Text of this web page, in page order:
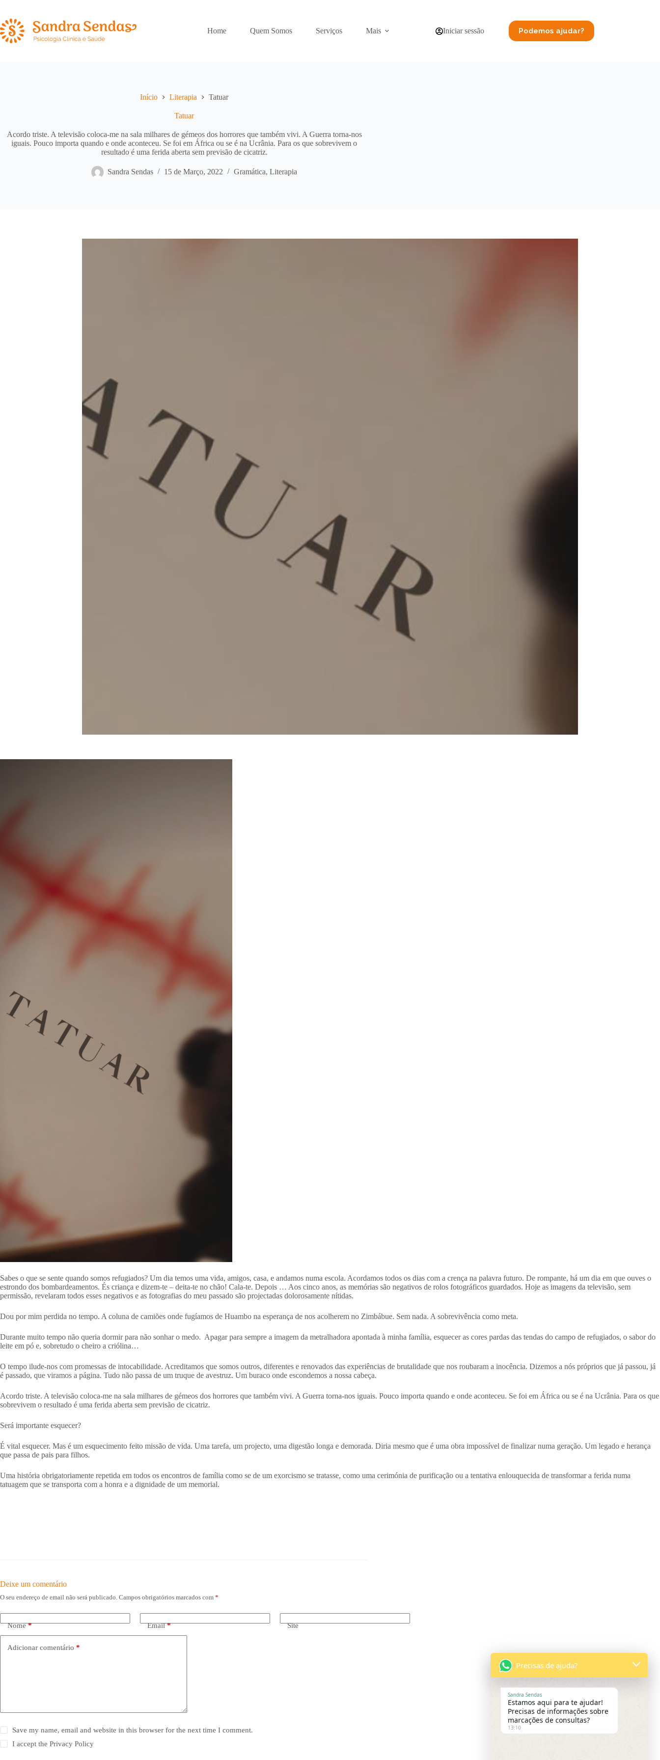
o
conteúdo
Home Quem Somos Serviços Mais Iniciar sessão Podemos ajudar?
Início Literapia Tatuar
Tatuar
Acordo triste. A televisão coloca-me na sala milhares de gémeos dos horrores que também vivi. A Guerra torna-nos
iguais. Pouco importa quando e onde aconteceu. Se foi em África ou se é na Ucrânia. Para os que sobrevivem o
resultado é uma ferida aberta sem previsão de cicatriz.
Sandra Sendas 15 de Março, 2022 Gramática, Literapia
Sabes o que se sente quando somos refugiados? Um dia temos uma vida, amigos, casa, e andamos numa escola. Acordamos todos os dias com a crença na palavra futuro. De rompante, há um dia em que ouves o
estrondo dos bombardeamentos. És criança e dizem-te – deita-te no chão! Cala-te. Depois … Aos cinco anos, as memórias são negativos de rolos fotográficos guardados. Hoje as imagens da televisão, sem
permissão, revelaram todos esses negativos e as fotografias do meu passado são projectadas dolorosamente nítidas.
Dou por mim perdida no tempo. A coluna de camiões onde fugíamos de Huambo na esperança de nos acolherem no Zimbábue. Sem nada. A sobrevivência como meta.
Durante muito tempo não queria dormir para não sonhar o medo. Apagar para sempre a imagem da metralhadora apontada à minha família, esquecer as cores pardas das tendas do campo de refugiados, o sabor do
leite em pó e, sobretudo o cheiro a criólina…
O tempo ilude-nos com promessas de intocabilidade. Acreditamos que somos outros, diferentes e renovados das experiências de brutalidade que nos roubaram a inocência. Dizemos a nós próprios que já passou, já
é passado, que viramos a página. Tudo não passa de um truque de avestruz. Um buraco onde escondemos a nossa cabeça.
Acordo triste. A televisão coloca-me na sala milhares de gémeos dos horrores que também vivi. A Guerra torna-nos iguais. Pouco importa quando e onde aconteceu. Se foi em África ou se é na Ucrânia. Para os que
sobrevivem o resultado é uma ferida aberta sem previsão de cicatriz.
Será importante esquecer?
É vital esquecer. Mas é um esquecimento feito missão de vida. Uma tarefa, um projecto, uma digestão longa e demorada. Diria mesmo que é uma obra impossível de finalizar numa geração. Um legado e herança
que passa de pais para filhos.
Uma história obrigatoriamente repetida em todos os encontros de família como se de um exorcismo se tratasse, como uma cerimónia de purificação ou a tentativa enlouquecida de transformar a ferida numa
tatuagem que se transporta com a honra e a dignidade de um memorial.
Deixe um comentário
O seu endereço de email não será publicado. Campos obrigatórios marcados com *
Nome* Email* Site
Adicionar comentário *
Save my name, email and website in this browser for the next time I comment.
I accept thePrivacy Policy
Precisas de ajuda?
Sandra Sendas
Estamos aqui para te ajudar!
Precisas de informações sobre
marcações de consultas?
13:10